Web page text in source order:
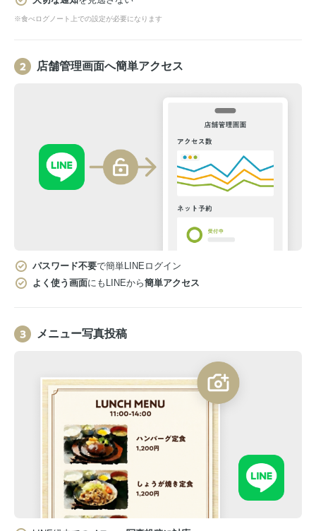
※食べログノート上での設定が必要になります
店舗管理画面へ簡単アクセス
パスワード不要で簡単LINEログイン
よく使う画面にもLINEから簡単アクセス
メニュー写真投稿